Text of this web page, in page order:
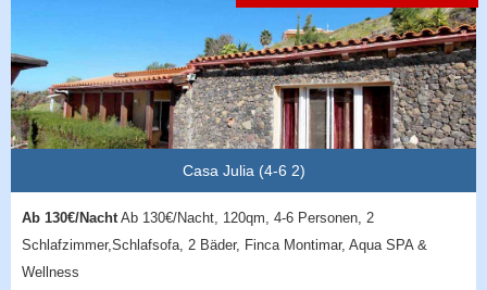
Casa Julia (4-6 2)
Ab 130€/NachtAb 130€/Nacht, 120qm, 4-6 Personen, 2
Schlafzimmer,Schlafsofa, 2 Bäder, Finca Montimar, Aqua SPA &
Wellness